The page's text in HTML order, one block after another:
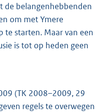
de belangenhebbenden
om met Ymere
te starten. Maar van een
is tot op heden geen
(TK 2008–2009, 29
regels te overwegen